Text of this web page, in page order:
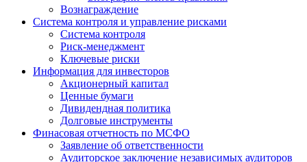
Вознаграждение
Система контроля и управление рисками
Система контроля
Риск-менеджмент
Ключевые риски
Информация для инвесторов
Акционерный капитал
Ценные бумаги
Дивидендная политика
Долговые инструменты
Финасовая отчетность по МСФО
Заявление об ответственности
Аудиторское заключение независимых аудиторов